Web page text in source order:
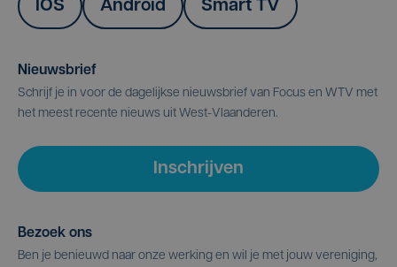
IOS Android Smart TV
Nieuwsbrief
Schrijf je in voor de dagelijkse nieuwsbrief van Focus en WTV met
het meest recente nieuws uit West-Vlaanderen.
Inschrijven
Bezoek ons
Ben je benieuwd naar onze werking en wil je met jouw vereniging,